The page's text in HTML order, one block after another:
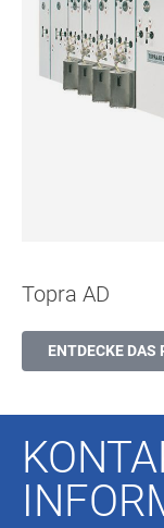
Topra AD
ENTDECKE DAS